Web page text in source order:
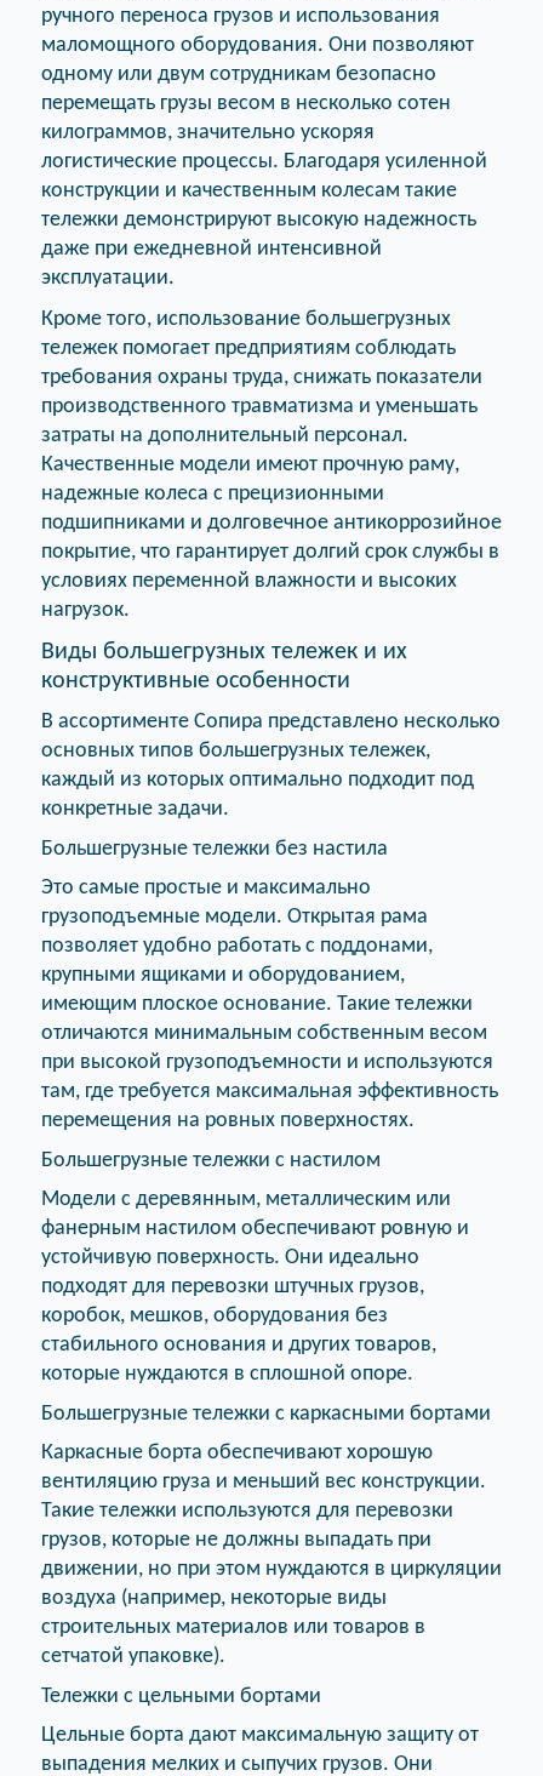
ручного переноса грузов и использования
маломощного оборудования. Они позволяют
одному или двум сотрудникам безопасно
перемещать грузы весом в несколько сотен
килограммов, значительно ускоряя
логистические процессы. Благодаря усиленной
конструкции и качественным колесам такие
тележки демонстрируют высокую надежность
даже при ежедневной интенсивной
эксплуатации.
Кроме того, использование большегрузных
тележек помогает предприятиям соблюдать
требования охраны труда, снижать показатели
производственного травматизма и уменьшать
затраты на дополнительный персонал.
Качественные модели имеют прочную раму,
надежные колеса с прецизионными
подшипниками и долговечное антикоррозийное
покрытие, что гарантирует долгий срок службы в
условиях переменной влажности и высоких
нагрузок.
Виды большегрузных тележек и их
конструктивные особенности
В ассортименте Сопира представлено несколько
основных типов большегрузных тележек,
каждый из которых оптимально подходит под
конкретные задачи.
Большегрузные тележки без настила
Это самые простые и максимально
грузоподъемные модели. Открытая рама
позволяет удобно работать с поддонами,
крупными ящиками и оборудованием,
имеющим плоское основание. Такие тележки
отличаются минимальным собственным весом
при высокой грузоподъемности и используются
там, где требуется максимальная эффективность
перемещения на ровных поверхностях.
Большегрузные тележки с настилом
Модели с деревянным, металлическим или
фанерным настилом обеспечивают ровную и
устойчивую поверхность. Они идеально
подходят для перевозки штучных грузов,
коробок, мешков, оборудования без
стабильного основания и других товаров,
которые нуждаются в сплошной опоре.
Большегрузные тележки с каркасными бортами
Каркасные борта обеспечивают хорошую
вентиляцию груза и меньший вес конструкции.
Такие тележки используются для перевозки
грузов, которые не должны выпадать при
движении, но при этом нуждаются в циркуляции
воздуха (например, некоторые виды
строительных материалов или товаров в
сетчатой упаковке).
Тележки с цельными бортами
Цельные борта дают максимальную защиту от
выпадения мелких и сыпучих грузов. Они